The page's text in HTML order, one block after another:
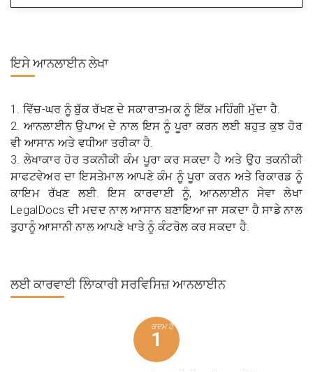
ਇਸੇ ਆਨਲਾਈਨ ਲੇਖਾ
1. ਵਿੱਚ-ਘਰ ਨੂੰ ਬੁੱਕ ਰੱਖਣ ਦੇ ਸਕਾਰਾਤਮਕ ਨੂੰ ਇੱਕ ਮਹਿੰਗੀ ਮੁੱਦਾ ਹੈ.
2. ਆਨਲਾਈਨ ਉਪਾਅ ਦੇ ਨਾਲ ਇਸ ਨੂੰ ਪੂਰਾ ਕਰਨ ਲਈ ਬਹੁਤ ਕੁਝ ਹੋਰ
ਵੀ ਆਸਾਨ ਅਤੇ ਵਧੀਆ ਤਰੀਕਾ ਹੈ.
3. ਲੇਖਾਕਾਰ ਹੋਰ ਤਕਨੀਕੀ ਕੰਮ ਪੂਰਾ ਕਰ ਸਕਦਾ ਹੈ ਅਤੇ ਉਹ ਤਕਨੀਕੀ
ਸਾਫਟਵੇਅਰ ਦਾ ਇਸਤੇਮਾਲ ਆਪਣੇ ਕੰਮ ਨੂੰ ਪੂਰਾ ਕਰਨ ਅਤੇ ਰਿਕਾਰਡ ਨੂੰ
ਕਾਇਮ ਰੱਖਣ ਲਈ. ਇਸ ਕਾਰਵਾਈ ਨੂੰ, ਆਨਲਾਈਨ ਸੇਵਾ ਲੇਖਾ
LegalDocs ਦੀ ਮਦਦ ਨਾਲ ਆਸਾਨ ਬਣਾਇਆ ਜਾ ਸਕਦਾ ਹੈ ਸਾਡੇ ਨਾਲ
ਤੁਹਾਨੂੰ ਆਸਾਨੀ ਨਾਲ ਆਪਣੇ ਖਾਤੇ ਨੂੰ ਕੰਟਰੋਲ ਕਰ ਸਕਦਾ ਹੈ.
ਲਈ ਕਾਰਵਾਈਲੇਿਾਕਾਰੀ ਸਰਵਿਸਿਜ਼ ਆਨਲਾਈਨ
ਕਦਮ ਹੈ
1